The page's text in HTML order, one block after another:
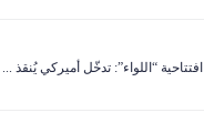
افتتاحية “اللواء”: تدخّل أميركي يُنقذ ...